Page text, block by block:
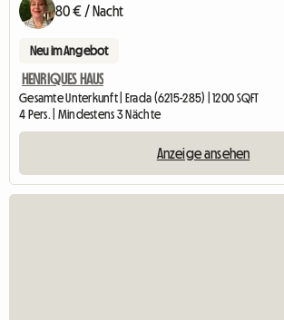
80 € / Nacht
Neu im Angebot
HENRIQUES HAUS
Gesamte Unterkunft | Erada (6215-285) | 1200 SQFT
4 Pers. | Mindestens 3 Nächte
Anzeige ansehen